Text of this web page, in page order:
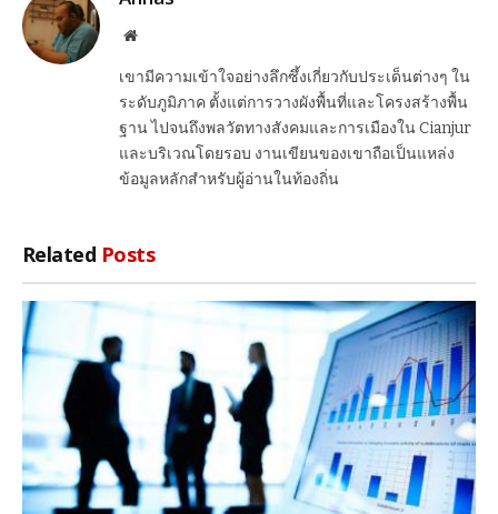
Website
เขามีความเข้าใจอย่างลึกซึ้งเกี่ยวกับประเด็นต่างๆ ใน
ระดับภูมิภาค ตั้งแต่การวางผังพื้นที่และโครงสร้างพื้น
ฐาน ไปจนถึงพลวัตทางสังคมและการเมืองใน Cianjur
และบริเวณโดยรอบ งานเขียนของเขาถือเป็นแหล่ง
ข้อมูลหลักสำหรับผู้อ่านในท้องถิ่น
Related Posts